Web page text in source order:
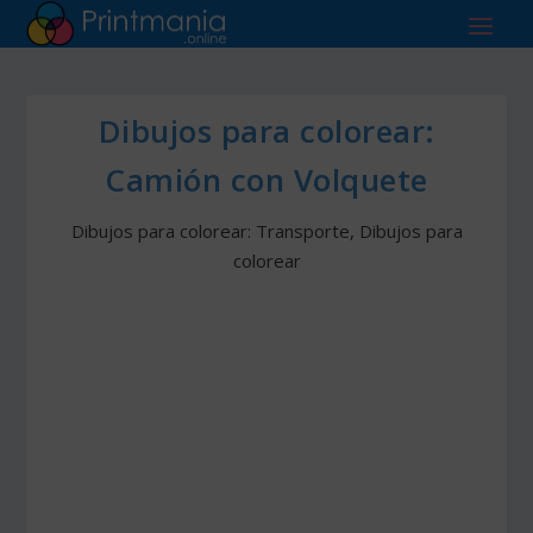
Dibujos para colorear:
Camión con Volquete
Dibujos para colorear: Transporte, Dibujos para
colorear